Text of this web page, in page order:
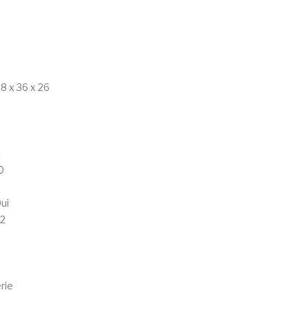
x 36 x 26
2